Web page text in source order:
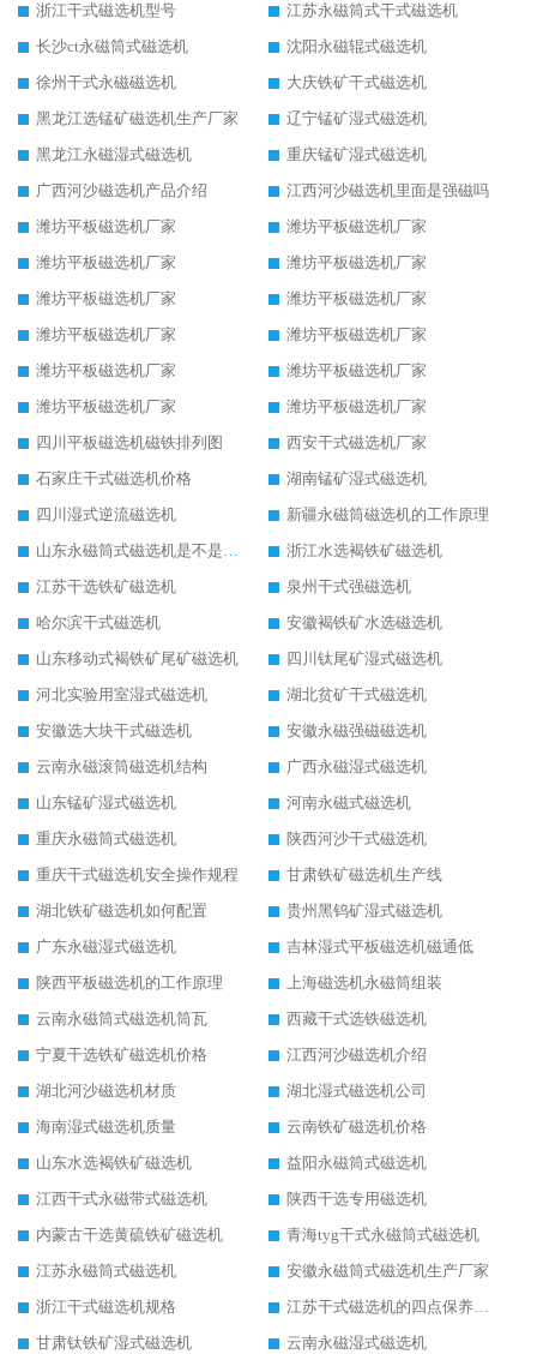
浙江干式磁选机型号
江苏永磁筒式干式磁选机
长沙ct永磁筒式磁选机
沈阳永磁辊式磁选机
徐州干式永磁磁选机
大庆铁矿干式磁选机
黑龙江选锰矿磁选机生产厂家
辽宁锰矿湿式磁选机
黑龙江永磁湿式磁选机
重庆锰矿湿式磁选机
广西河沙磁选机产品介绍
江西河沙磁选机里面是强磁吗
潍坊平板磁选机厂家
潍坊平板磁选机厂家
潍坊平板磁选机厂家
潍坊平板磁选机厂家
潍坊平板磁选机厂家
潍坊平板磁选机厂家
潍坊平板磁选机厂家
潍坊平板磁选机厂家
潍坊平板磁选机厂家
潍坊平板磁选机厂家
潍坊平板磁选机厂家
潍坊平板磁选机厂家
四川平板磁选机磁铁排列图
西安干式磁选机厂家
石家庄干式磁选机价格
湖南锰矿湿式磁选机
四川湿式逆流磁选机
新疆永磁筒磁选机的工作原理
山东永磁筒式磁选机是不是强磁
浙江水选褐铁矿磁选机
江苏干选铁矿磁选机
泉州干式强磁选机
哈尔滨干式磁选机
安徽褐铁矿水选磁选机
山东移动式褐铁矿尾矿磁选机
四川钛尾矿湿式磁选机
河北实验用室湿式磁选机
湖北贫矿干式磁选机
安徽选大块干式磁选机
安徽永磁强磁磁选机
云南永磁滚筒磁选机结构
广西永磁湿式磁选机
山东锰矿湿式磁选机
河南永磁式磁选机
重庆永磁筒式磁选机
陕西河沙干式磁选机
重庆干式磁选机安全操作规程
甘肃铁矿磁选机生产线
湖北铁矿磁选机如何配置
贵州黑钨矿湿式磁选机
广东永磁湿式磁选机
吉林湿式平板磁选机磁通低
陕西平板磁选机的工作原理
上海磁选机永磁筒组装
云南永磁筒式磁选机筒瓦
西藏干式选铁磁选机
宁夏干选铁矿磁选机价格
江西河沙磁选机介绍
湖北河沙磁选机材质
湖北湿式磁选机公司
海南湿式磁选机质量
云南铁矿磁选机价格
山东水选褐铁矿磁选机
益阳永磁筒式磁选机
江西干式永磁带式磁选机
陕西干选专用磁选机
内蒙古干选黄硫铁矿磁选机
青海tyg干式永磁筒式磁选机
江苏永磁筒式磁选机
安徽永磁筒式磁选机生产厂家
浙江干式磁选机规格
江苏干式磁选机的四点保养秘籍
甘肃钛铁矿湿式磁选机
云南永磁湿式磁选机